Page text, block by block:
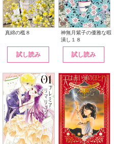
真綿の檻８
試し読み
神無月紫子の優雅な暇
潰し１８
試し読み